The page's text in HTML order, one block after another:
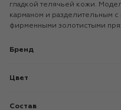
гладкой телячьей кожи.
карманом и разделительным
фирменными золотистыми
Бренд
Цвет
Состав